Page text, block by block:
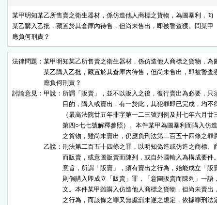
某甲明知某乙所售賣之衛生器材，係仿造他人商標之貨物，為圖暴利，向
某乙購入乙批，藏置於其倉庫內待售，但尚未售出，即被警查獲。問某甲
應負何刑責？
法律問題：某甲明知某乙所售賣之衛生器材，係仿造他人商標之貨物，為
某乙購入乙批，藏置於其倉庫內待售，但尚未售出，即被警查
應負何刑責？
討論意見：甲說：所謂「販賣」，並不以販入之後，復行賣出為必要，只
目的，購入或賣出，有一於此，其犯罪即已完成，均不得
（最高法院廿五年非字第一二三號判例及卅七年六月廿三
第四○七七號解釋參照）。本件某甲為圖暴利而購入仿造
之貨物，雖尚未賣出，仍應負刑法第二百五十四條之罪
乙說：刑法第二百五十四條之罪，以明知偽造或仿造之商標、
而販賣，或意圖販賣而陳列，或自外國輸入為構成要件。
意旨，所謂「販賣」，須有賣出之行為，始能成立「販賣
則倘購入即成立「販賣」罪，「意圖販賣而陳列」一語，
文。本件某甲雖購入仿造他人商標之貨物，但尚未賣出，
之行為，而該條之罪又無處罰未遂之規定，依據罪刑法定